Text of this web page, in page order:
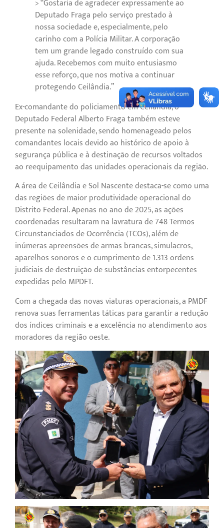
> “Gostaria de agradecer expressamente ao
Deputado Fraga pelo serviço prestado à
nossa sociedade e, especialmente, pelo
carinho com a Polícia Militar. A corporação
tem um grande legado construído com sua
ajuda. Recebemos com muito entusiasmo
esse reforço, que nos motiva a continuar
protegendo Ceilândia.”
Ex-comandante do policiamento em Ceilândia, o
Deputado Federal Alberto Fraga também esteve
presente na solenidade, sendo homenageado pelos
comandantes locais devido ao histórico de apoio à
segurança pública e à destinação de recursos voltados
ao reequipamento das unidades operacionais da região.
A área de Ceilândia e Sol Nascente destaca-se como uma
das regiões de maior produtividade operacional do
Distrito Federal. Apenas no ano de 2025, as ações
coordenadas resultaram na lavratura de 748 Termos
Circunstanciados de Ocorrência (TCOs), além de
inúmeras apreensões de armas brancas, simulacros,
aparelhos sonoros e o cumprimento de 1.313 ordens
judiciais de destruição de substâncias entorpecentes
expedidas pelo MPDFT.
Com a chegada das novas viaturas operacionais, a PMDF
renova suas ferramentas táticas para garantir a redução
dos índices criminais e a excelência no atendimento aos
moradores da região oeste.